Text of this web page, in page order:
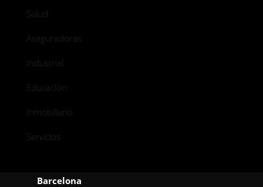
Salud
Aseguradoras
Industrial
Educación
Inmobiliario
Servicios
Barcelona